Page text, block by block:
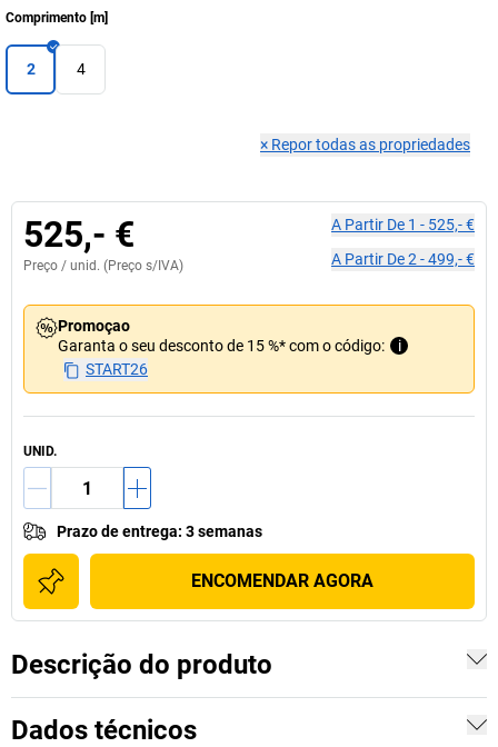
Comprimento [m]
2 4
× Repor todas as propriedades
525,- €
Preço / unid. (Preço s/IVA)
A Partir De 1 - 525,- €
A Partir De2 -499,- €
Promoçao
Garanta o seu desconto de 15 %* com o código:
i
START26
UNID.
Prazo de entrega: 3 semanas
ENCOMENDAR AGORA
Descrição do produto
Dados técnicos